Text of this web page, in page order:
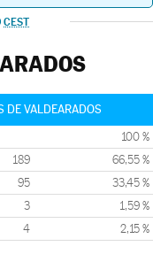
CEST
DE VALDEARADOS
100 %
189 66,55 %
95 33,45 %
3 1,59 %
4 2,15 %